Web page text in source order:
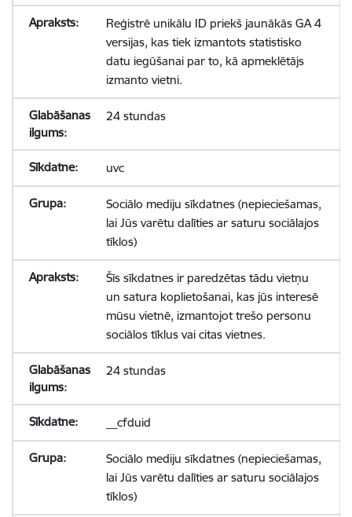
Reģistrē unikālu ID priekš jaunākās GA 4
versijas, kas tiek izmantots statistisko
datu iegūšanai par to, kā apmeklētājs
izmanto vietni.
24 stundas
uvc
Sociālo mediju sīkdatnes (nepieciešamas,
lai Jūs varētu dalīties ar saturu sociālajos
tīklos)
Šīs sīkdatnes ir paredzētas tādu vietņu
un satura koplietošanai, kas jūs interesē
mūsu vietnē, izmantojot trešo personu
sociālos tīklus vai citas vietnes.
24 stundas
__cfduid
Sociālo mediju sīkdatnes (nepieciešamas,
lai Jūs varētu dalīties ar saturu sociālajos
tīklos)